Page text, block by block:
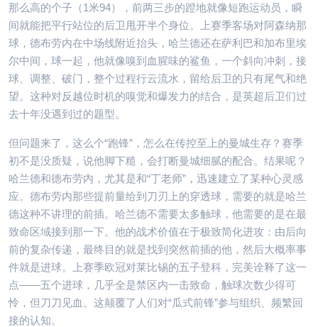
那么高的个子（1米94），前两三步的蹬地就像短跑运动员，瞬
间就能把平行站位的后卫甩开半个身位。上赛季客场对阿森纳那
球，德布劳内在中场线附近抬头，哈兰德还在萨利巴和加布里埃
尔中间，球一起，他就像嗅到血腥味的鲨鱼，一个斜向冲刺，接
球、调整、破门，整个过程行云流水，留给后卫的只有尾气和绝
望。这种对反越位时机的嗅觉和爆发力的结合，是英超后卫们过
去十年没遇到过的题型。
但问题来了，这么个“跑锋”，怎么在传控至上的曼城生存？赛季
初不是没质疑，说他脚下糙，会打断曼城细腻的配合。结果呢？
哈兰德和德布劳内，尤其是和“丁老师”，迅速建立了某种心灵感
应。德布劳内那些提前量给到刀刃上的穿透球，需要的就是哈兰
德这种不讲理的前插。哈兰德不需要太多触球，他需要的是在最
致命区域接到那一下。他的战术价值在于极致简化进攻：由后向
前的复杂传递，最终目的就是找到突然前插的他，然后大概率事
件就是进球。上赛季欧冠对莱比锡的五子登科，完美诠释了这一
点——五个进球，几乎全是禁区内一击致命，触球次数少得可
怜，但刀刀见血。这颠覆了人们对“瓜式前锋”参与组织、频繁回
接的认知。